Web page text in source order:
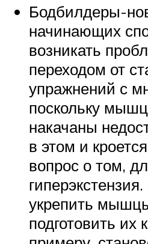
Бодбилдеры-
начинающих
возникать
переходом от
упражнений с
поскольку
накачаны
в этом и
вопрос о том,
укрепить
подготовить их